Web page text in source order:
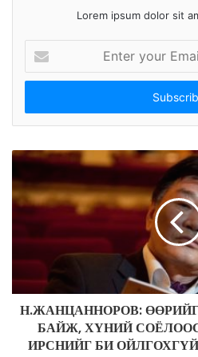
Lorem ipsum dolor sit
t
r
o
u
r
E
a
d
e
Н.ЖАНЦАННОРОВ:
БАЙЖ, ХҮНИЙ
ИРСНИЙГ БИ